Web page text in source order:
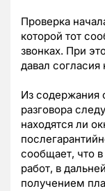
Проверка
которой тот
звонках. При
давал
Из содержания
разговора
находятся ли
сообщает, что
работ, в
получением